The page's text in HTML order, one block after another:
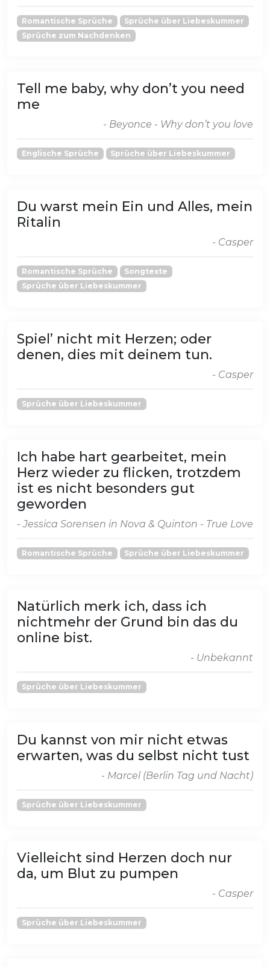
Romantische Sprüche
Sprüche über Liebeskummer
Sprüche zum Nachdenken
Tell me baby, why don’t you need
me
- Beyonce - Why don’t you love
Englische Sprüche Sprüche über Liebeskummer
Du warst mein Ein und Alles, mein
Ritalin
- Casper
Romantische Sprüche
Songtexte
Sprüche über Liebeskummer
Spiel’ nicht mit Herzen; oder
denen, dies mit deinem tun.
- Casper
Sprüche über Liebeskummer
Ich habe hart gearbeitet, mein
Herz wieder zu flicken, trotzdem
ist es nicht besonders gut
geworden
- Jessica Sorensen in Nova & Quinton - True Love
Romantische Sprüche Sprüche über Liebeskummer
Natürlich merk ich, dass ich
nichtmehr der Grund bin das du
online bist.
- Unbekannt
Sprüche über Liebeskummer
Du kannst von mir nicht etwas
erwarten, was du selbst nicht tust
- Marcel (Berlin Tag und Nacht)
Sprüche über Liebeskummer
Vielleicht sind Herzen doch nur
da, um Blut zu pumpen
- Casper
Sprüche über Liebeskummer